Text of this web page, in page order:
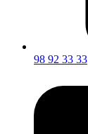
98 92 33 33